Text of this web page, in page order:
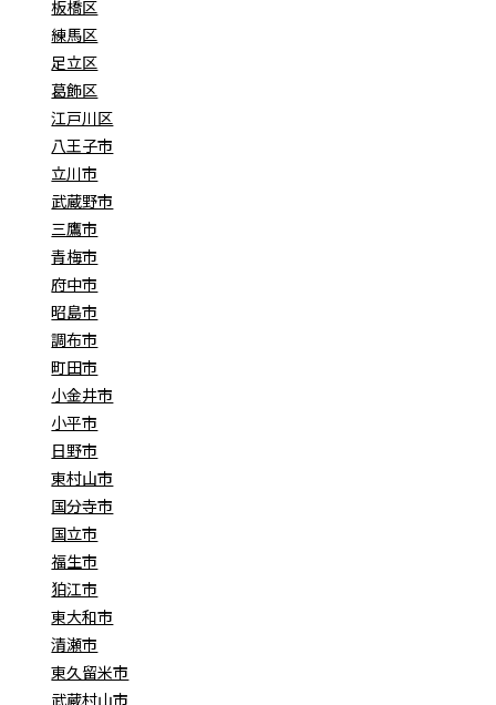
板橋区
練馬区
足立区
葛飾区
江戸川区
八王子市
立川市
武蔵野市
三鷹市
青梅市
府中市
昭島市
調布市
町田市
小金井市
小平市
日野市
東村山市
国分寺市
国立市
福生市
狛江市
東大和市
清瀬市
東久留米市
武蔵村山市